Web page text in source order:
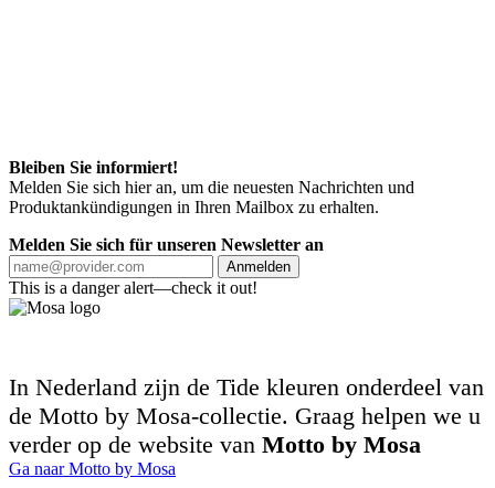
Bleiben Sie informiert!
Melden Sie sich hier an, um die neuesten Nachrichten und
Produktankündigungen in Ihren Mailbox zu erhalten.
Melden Sie sich für unseren Newsletter an
Anmelden
This is a danger alert—check it out!
In Nederland zijn de Tide kleuren onderdeel van
de Motto by Mosa-collectie. Graag helpen we u
verder op de website van Motto by Mosa
Ga naar Motto by Mosa